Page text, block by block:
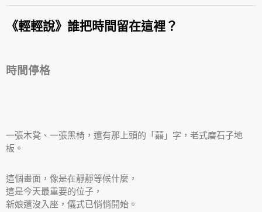
《輕輕說》誰把時間留在這裡？
時間停格
一張木凳、一張黑椅，還有那上頭的「囍」字，老式磨石子地
板。
這個畫面，像是在靜靜等候什麼，
這是今天最重要的位子，
新娘還沒入座，儀式已悄悄開始。